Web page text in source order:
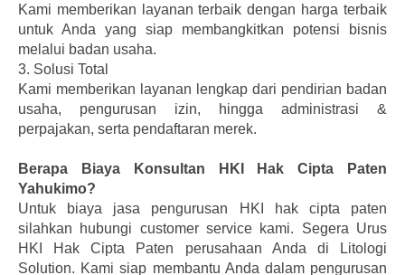
Kami memberikan layanan terbaik dengan harga terbaik
untuk Anda yang siap membangkitkan potensi bisnis
melalui badan usaha.
3. Solusi Total
Kami memberikan layanan lengkap dari pendirian badan
usaha, pengurusan izin, hingga administrasi &
perpajakan, serta pendaftaran merek.
Berapa Biaya Konsultan HKI Hak Cipta Paten
Yahukimo?
Untuk biaya jasa pengurusan HKI hak cipta paten
silahkan hubungi customer service kami. Segera Urus
HKI Hak Cipta Paten perusahaan Anda di Litologi
Solution. Kami siap membantu Anda dalam pengurusan